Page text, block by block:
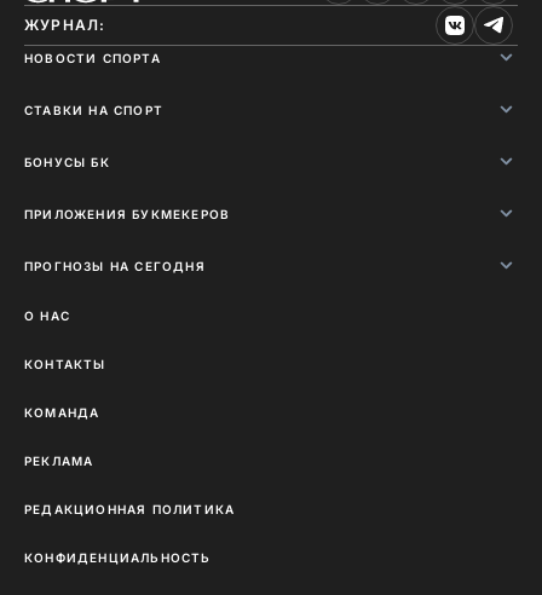
ЖУРНАЛ:
НОВОСТИ СПОРТА
СТАВКИ НА СПОРТ
БОНУСЫ БК
ПРИЛОЖЕНИЯ БУКМЕКЕРОВ
ПРОГНОЗЫ НА СЕГОДНЯ
О НАС
КОНТАКТЫ
КОМАНДА
РЕКЛАМА
РЕДАКЦИОННАЯ ПОЛИТИКА
КОНФИДЕНЦИАЛЬНОСТЬ